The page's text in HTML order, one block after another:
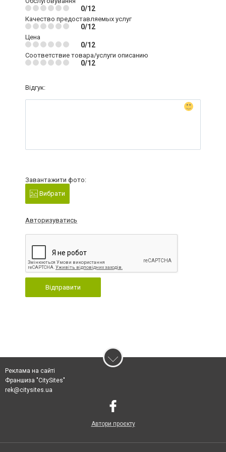
0/12
Качество предоставляемых услуг
0/12
Цена
0/12
Соответствие товара/услуги описанию
0/12
Відгук:
Завантажити фото:
Вибрати
Авторизуватись
Відправити
Реклама на сайті
Франшиза "CitySites"
rek@citysites.ua
Автори проєкту